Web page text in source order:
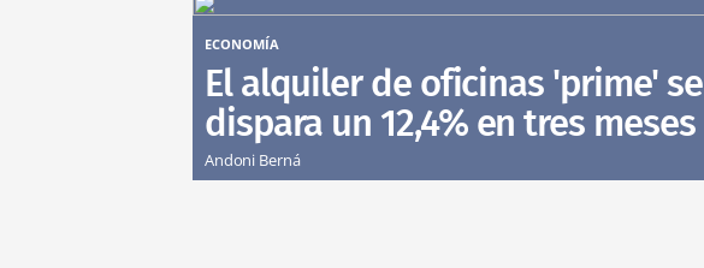
ECONOMÍA
El alquiler de oficinas 'prime' se
dispara un 12,4% en tres meses
Andoni Berná